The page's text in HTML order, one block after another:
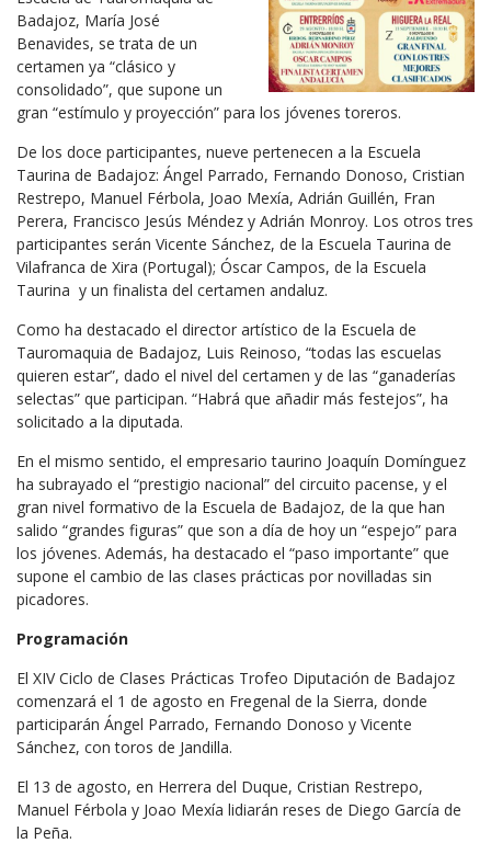
Badajoz, María José
Benavides, se trata de un
certamen ya “clásico y
consolidado”, que supone un
gran “estímulo y proyección” para los jóvenes toreros.
De los doce participantes, nueve pertenecen a la Escuela
Taurina de Badajoz: Ángel Parrado, Fernando Donoso, Cristian
Restrepo, Manuel Férbola, Joao Mexía, Adrián Guillén, Fran
Perera, Francisco Jesús Méndez y Adrián Monroy. Los otros tres
participantes serán Vicente Sánchez, de la Escuela Taurina de
Vilafranca de Xira (Portugal); Óscar Campos, de la Escuela
Taurina y un finalista del certamen andaluz.
Como ha destacado el director artístico de la Escuela de
Tauromaquia de Badajoz, Luis Reinoso, “todas las escuelas
quieren estar”, dado el nivel del certamen y de las “ganaderías
selectas” que participan. “Habrá que añadir más festejos”, ha
solicitado a la diputada.
En el mismo sentido, el empresario taurino Joaquín Domínguez
ha subrayado el “prestigio nacional” del circuito pacense, y el
gran nivel formativo de la Escuela de Badajoz, de la que han
salido “grandes figuras” que son a día de hoy un “espejo” para
los jóvenes. Además, ha destacado el “paso importante” que
supone el cambio de las clases prácticas por novilladas sin
picadores.
Programación
El XIV Ciclo de Clases Prácticas Trofeo Diputación de Badajoz
comenzará el 1 de agosto en Fregenal de la Sierra, donde
participarán Ángel Parrado, Fernando Donoso y Vicente
Sánchez, con toros de Jandilla.
El 13 de agosto, en Herrera del Duque, Cristian Restrepo,
Manuel Férbola y Joao Mexía lidiarán reses de Diego García de
la Peña.